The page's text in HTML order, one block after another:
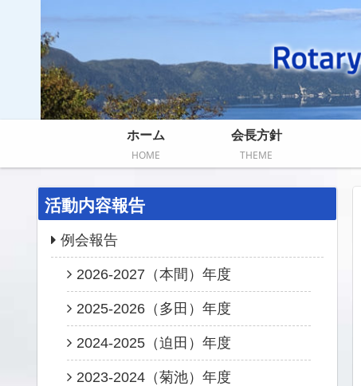
ホーム
HOME
会長方針
THEME
活動内容報告
例会報告
2026-2027（本間）年度
2025-2026（多田）年度
2024-2025（迫田）年度
2023-2024（菊池）年度